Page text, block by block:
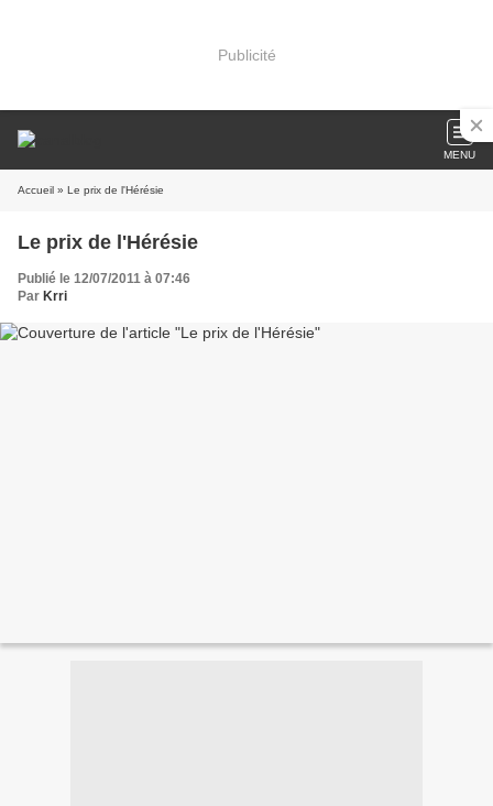
Publicité
MENU
Accueil » Le prix de l'Hérésie
Le prix de l'Hérésie
Publié le 12/07/2011 à 07:46
Par Krri